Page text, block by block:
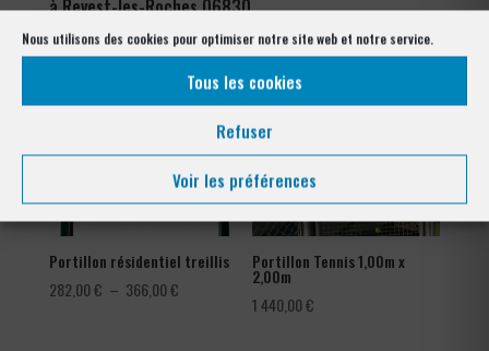
Nous utilisons des cookies pour optimiser notre site web et notre service.
Tous les cookies
Refuser
Voir les préférences
à Revest-les-Roches 06830
Portillon résidentiel treillis
282,00€ – 366,00€Plage
Portillon Tennis 1,00m x
2,00m
1 440,00€